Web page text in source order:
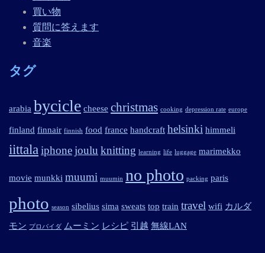
買い物
質問に答えます
音楽
タグ
arabia bycicle cheese christmas cooking depression rate europe
finland finnair finnish food france handcraft helsinki himmeli
iittalaiphonejoulu knitting learning life luggage marimekko
movie munkki muumi muumin no photo packing paris
photo season sibelius sima sweats top train travel wifi カルダ
モン プロバイダ ムーミン レシピ 引越 無線LAN